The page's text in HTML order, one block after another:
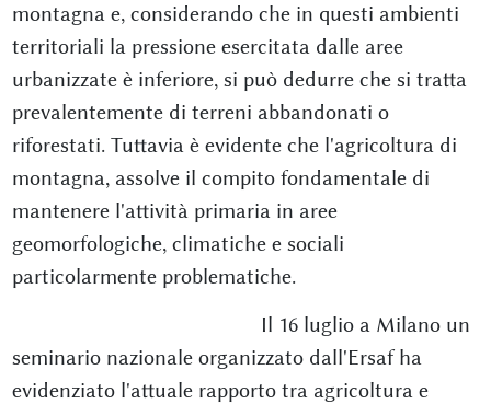
montagna e, considerando che in questi ambienti
territoriali la pressione esercitata dalle aree
urbanizzate è inferiore, si può dedurre che si tratta
prevalentemente di terreni abbandonati o
riforestati. Tuttavia è evidente che l'agricoltura di
montagna, assolve il compito fondamentale di
mantenere l'attività primaria in aree
geomorfologiche, climatiche e sociali
particolarmente problematiche.
Il 16 luglio a Milano un
seminario nazionale organizzato dall'Ersaf ha
evidenziato l'attuale rapporto tra agricoltura e